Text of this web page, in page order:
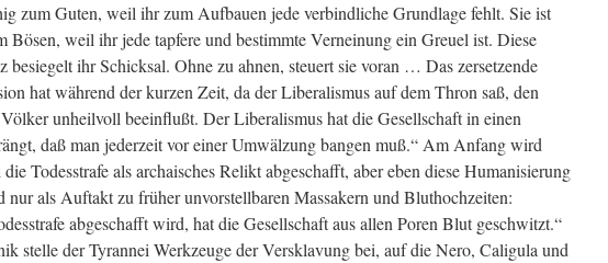
zum Guten, weil ihr zum Aufbauen jede verbindliche Grundlage fehlt. Sie ist
Bösen, weil ihr jede tapfere und bestimmte Verneinung ein Greuel ist. Diese
besiegelt ihr Schicksal. Ohne zu ahnen, steuert sie voran … Das zersetzende
hat während der kurzen Zeit, da der Liberalismus auf dem Thron saß, den
unheilvoll beeinflußt. Der Liberalismus hat die Gesellschaft in einen
daß man jederzeit vor einer Umwälzung bangen muß.“ Am Anfang wird
Todesstrafe als archaisches Relikt abgeschafft, aber eben diese Humanisierung
nur als Auftakt zu früher unvorstellbaren Massakern und Bluthochzeiten:
abgeschafft wird, hat die Gesellschaft aus allen Poren Blut geschwitzt.“
stelle der Tyrannei Werkzeuge der Versklavung bei, auf die Nero, Caligula und